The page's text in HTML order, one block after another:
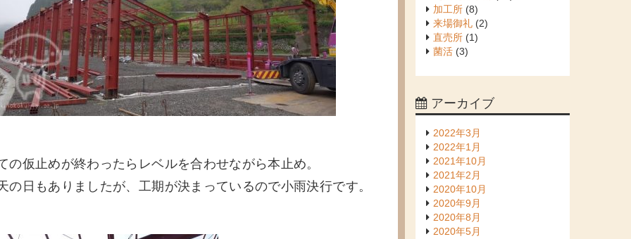
の仮止めが終わったらレベルを合わせながら本止め。
の日もありましたが、工期が決まっているので小雨決行です。
加工所(8)
来場御礼(2)
直売所(1)
菌活(3)
アーカイブ
2022年3月
2022年1月
2021年10月
2021年2月
2020年10月
2020年9月
2020年8月
2020年5月